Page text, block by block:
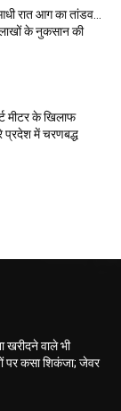
रात आग का तांडव…
के नुकसान की
मीटर के खिलाफ
प्रदेश में चरणबद्ध
खरीदने वाले भी
पर कसा शिकंजा; जेवर